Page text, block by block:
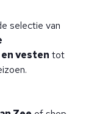
selectie van
vesten tot